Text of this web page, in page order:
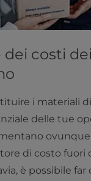
dei costi
i materiali
delle tue
di costo fuori
è possibile far